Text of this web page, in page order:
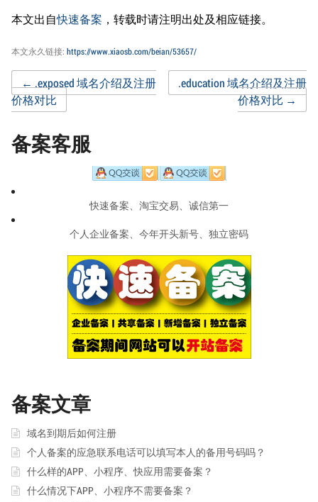
本文出自快速备案 ，转载时请注明出处及相应链接。
本文永久链接: https://www.xiaosb.com/beian/53657/
Post
navigation
← .exposed 域名介绍及注册
价格对比
.education 域名介绍及注册
价格对比→
备案客服
快速备案、淘宝交易、诚信第一
个人企业备案、今年开头新号、独立密码
备案文章
域名到期后如何注册
个人备案的应急联系电话可以填写本人的备用号码吗？
什么样的APP、小程序、快应用需要备案？
什么情况下APP、小程序不需要备案？